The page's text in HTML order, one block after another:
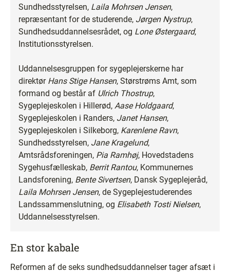
Sundhedsstyrelsen, Laila Mohrsen Jensen,
repræsentant for de studerende, Jørgen Nystrup,
Sundhedsuddannelsesrådet, og Lone Østergaard,
Institutionsstyrelsen.
Uddannelsesgruppen for sygeplejerskerne har
direktør Hans Stige Hansen, Størstrøms Amt, som
formand og består af Ulrich Thostrup,
Sygeplejeskolen i Hillerød, Aase Holdgaard,
Sygeplejeskolen i Randers, Janet Hansen,
Sygeplejeskolen i Silkeborg, Karenlene Ravn,
Sundhedsstyrelsen, Jane Kragelund,
Amtsrådsforeningen, Pia Ramhøj, Hovedstadens
Sygehusfælleskab, Berrit Rantou, Kommunernes
Landsforening, Bente Sivertsen, Dansk Sygeplejeråd,
Laila Mohrsen Jensen, de Sygeplejestuderendes
Landssammenslutning, og Elisabeth Tosti Nielsen,
Uddannelsesstyrelsen.
En stor kabale
Reformen af de seks sundhedsuddannelser tager afsæt i